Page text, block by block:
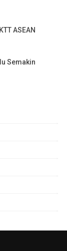
ASEAN
Semakin